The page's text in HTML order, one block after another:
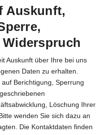
Auskunft,
Auskunft über Ihre bei uns
Daten zu erhalten.
Berichtigung, Sperrung
Löschung Ihrer
wenden Sie sich dazu an
Die Kontaktdaten finden